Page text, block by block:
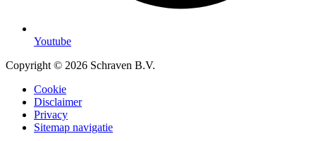
Youtube
Copyright © 2026 Schraven B.V.
Cookie
Disclaimer
Privacy
Sitemap navigatie